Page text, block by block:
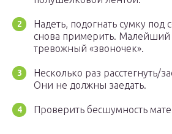
Надеть, подогнать сумку под
снова примерить. Малейший
тревожный «звоночек».
Несколько раз расстегнуть/
Они не должны заедать.
Проверить бесшумность